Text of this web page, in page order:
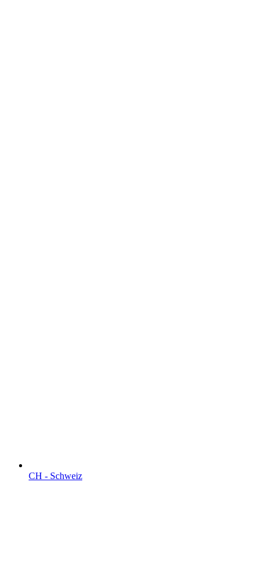
CH - Schweiz